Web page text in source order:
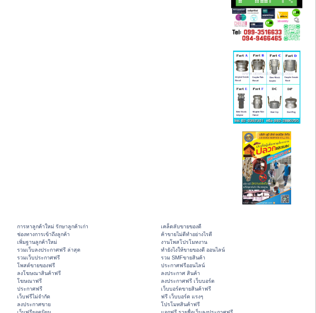
การหาลูกค้าใหม่ รักษาลูกค้าเก่า
ช่องทางการเข้าถึงลูกค้า
เพิ่มฐานลูกค้าใหม่
รวมเว็บลงประกาศฟรี ล่าสุด
รวมเว็บประกาศฟรี
โพสต์ขายของฟรี
ลงโฆษณาสินค้าฟรี
โฆษณาฟรี
ประกาศฟรี
เว็บฟรีไม่จำกัด
ลงประกาศขาย
เคล็ดลับขายของดี
ค้าขายไม่ดีทำอย่างไรดี
งานโพสโปรโมทงาน
ทํายังไงให้ขายของดี ออนไลน์
รวม SMFขายสินค้า
ประกาศฟรีออนไลน์
ลงประกาศ สินค้า
ลงประกาศฟรี เว็บบอร์ด
เว็บบอร์ดขายสินค้าฟรี
ฟรี เว็บบอร์ด แรงๆ
โปรโมทสินค้าฟรี